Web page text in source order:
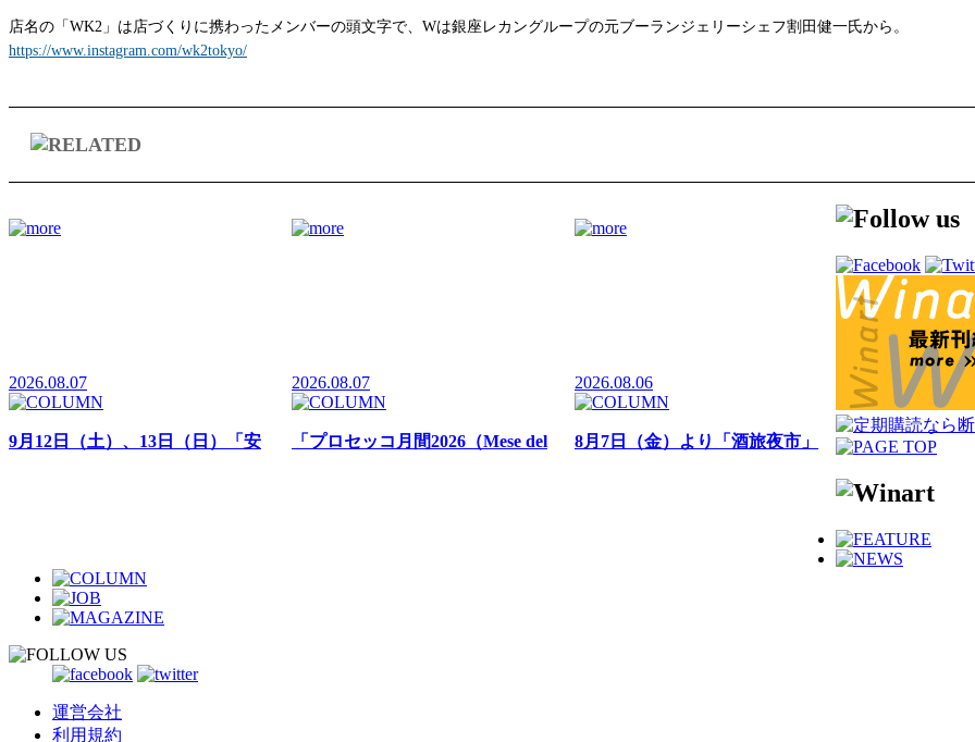
店名の「WK2」は店づくりに携わったメンバーの頭文字で、Wは銀座レカングループの元ブーランジェリーシェフ割田健一氏から。
https://www.instagram.com/wk2tokyo/
2026.08.07
9月12日（土）、13日（日）「安
2026.08.07
「プロセッコ月間2026（Mese del
2026.08.06
8月7日（金）より「酒旅夜市」
運営会社
利用規約